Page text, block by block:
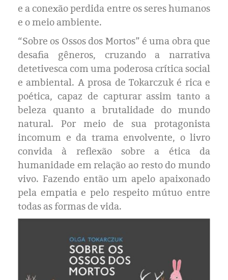
e a conexão perdida entre os seres humanos
e o meio ambiente.
“Sobre os Ossos dos Mortos” é uma obra que
desafia gêneros, cruzando a narrativa
detetivesca com uma poderosa crítica social
e ambiental. A prosa de Tokarczuk é rica e
poética, capaz de capturar assim tanto a
beleza quanto a brutalidade do mundo
natural. Por meio de sua protagonista
incomum e da trama envolvente, o livro
convida à reflexão sobre a ética da
humanidade em relação ao resto do mundo
vivo. Fazendo então um apelo apaixonado
pela empatia e pelo respeito mútuo entre
todas as formas de vida.